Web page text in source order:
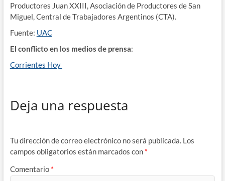
Productores Juan XXIII, Asociación de Productores de San
Miguel, Central de Trabajadores Argentinos (CTA).
Fuente: UAC
El conflicto en los medios de prensa:
Corrientes Hoy
Deja una respuesta
Tu dirección de correo electrónico no será publicada. Los
campos obligatorios están marcados con *
Comentario *